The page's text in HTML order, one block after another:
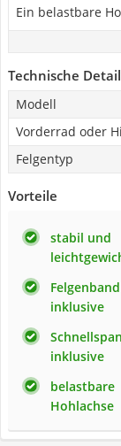
Ein belastbare
Technische
Modell
Vorderrad oder
Felgentyp
Vorteile
stabil und
Felgenband
inklusive
inklusive
belastbare
Hohlachse